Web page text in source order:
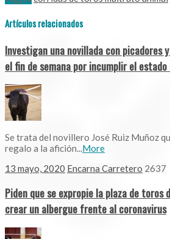
Artículos relacionados
Investigan una novillada con picadores
el fin de semana por incumplir el
Se trata del novillero José Ruiz Muñoz
regalo a la afición...More
13 mayo, 2020 Encarna Carretero 2637
Piden que se expropie la plaza de toros
crear un albergue frente al coronavirus